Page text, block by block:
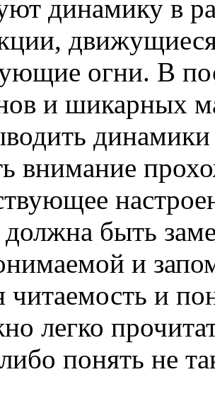
динамику в
огни. В
и шикарных
внимание
быть
и
читаемость и
легко
понять не